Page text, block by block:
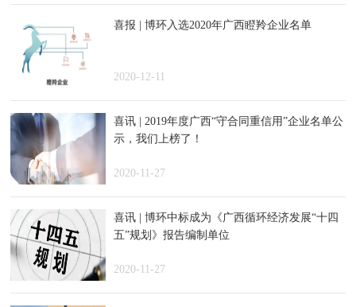
喜报 | 博环入选2020年广西瞪羚企业名单
2020-12-11
喜讯 | 2019年度广西“守合同重信用”企业名单公
示，我们上榜了！
2020-11-27
喜讯 | 博环中标成为《广西循环经济发展“十四
五”规划》报告编制单位
2020-11-27